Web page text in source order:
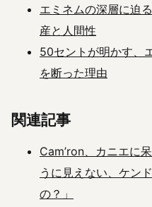
エミネムの深層に迫
産と人間性
50セントが明かす、
を断った理由
関連記事
Cam’ron、カニエに
うに見えない、ケン
の？」